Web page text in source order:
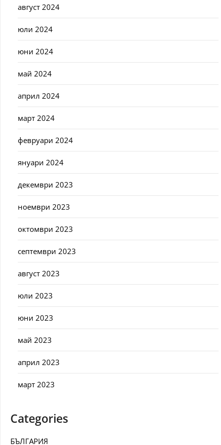
август 2024
юли 2024
юни 2024
май 2024
април 2024
март 2024
февруари 2024
януари 2024
декември 2023
ноември 2023
октомври 2023
септември 2023
август 2023
юли 2023
юни 2023
май 2023
април 2023
март 2023
Categories
БЪЛГАРИЯ